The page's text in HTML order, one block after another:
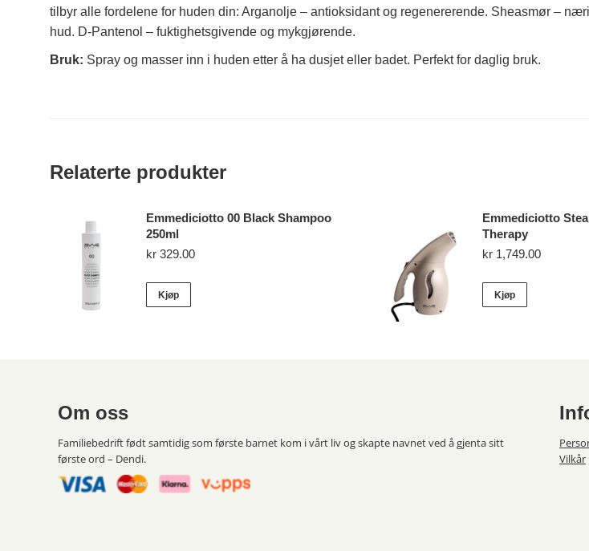
tilbyr alle fordelene for huden din: Arganolje – antioksidant og regenererende. Sheasmør –
hud. D-Pantenol – fuktighetsgivende og mykgjørende.
Bruk: Spray og masser inn i huden etter å ha dusjet eller badet. Perfekt for daglig bruk.
Relaterte produkter
Emmediciotto 00 Black Shampoo
250ml
kr 329.00
Kjøp
Emmediciotto
Therapy
kr 1,749.00
Kjøp
Om oss
Familiebedrift født samtidig som første barnet kom i vårt liv og skapte navnet ved å gjenta sitt
første ord – Dendi.
Vilkår